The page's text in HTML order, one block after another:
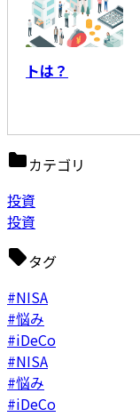
トは？
カテゴリ
投資
投資
タグ
#NISA
#悩み
#iDeCo
#NISA
#悩み
#iDeCo